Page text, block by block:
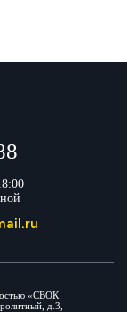
«СВОК
д.3,